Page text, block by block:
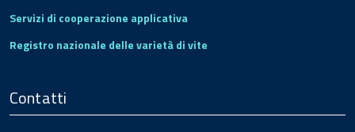
Servizi di cooperazione applicativa
Registro nazionale delle varietà di vite
Contatti